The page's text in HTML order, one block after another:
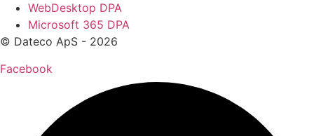
WebDesktop DPA
Microsoft 365 DPA
© Dateco ApS - 2026
Facebook